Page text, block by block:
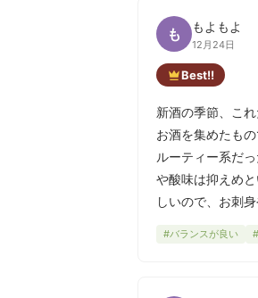
も もよもよ
12月24日
Best!!
新酒の季節、こ
お酒を集めたも
ルーティー系だ
や酸味は抑えめ
しいので、お刺
#バランスが良い